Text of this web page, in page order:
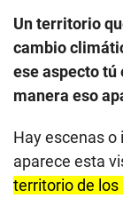
Un territorio
cambio
ese aspecto tú
manera eso
Hay escenas
aparece esta
territorio de los